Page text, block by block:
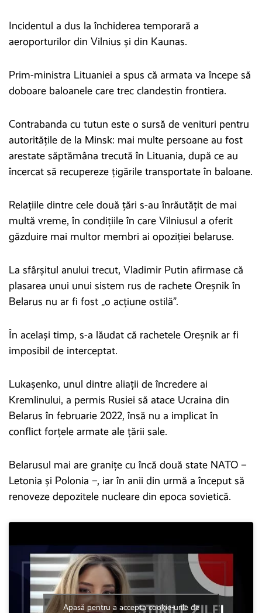
Incidentul a dus la închiderea temporară a
aeroporturilor din Vilnius și din Kaunas.
Prim-ministra Lituaniei a spus că armata va începe să
doboare baloanele care trec clandestin frontiera.
Contrabanda cu tutun este o sursă de venituri pentru
autoritățile de la Minsk: mai multe persoane au fost
arestate săptămâna trecută în Lituania, după ce au
încercat să recupereze țigările transportate în baloane.
Relațiile dintre cele două țări s-au înrăutățit de mai
multă vreme, în condițiile în care Vilniusul a oferit
găzduire mai multor membri ai opoziției belaruse.
La sfârșitul anului trecut, Vladimir Putin afirmase că
plasarea unui unui sistem rus de rachete Oreșnik în
Belarus nu ar fi fost „o acțiune ostilă”.
În același timp, s-a lăudat că rachetele Oreșnik ar fi
imposibil de interceptat.
Lukașenko, unul dintre aliații de încredere ai
Kremlinului, a permis Rusiei să atace Ucraina din
Belarus în februarie 2022, însă nu a implicat în
conflict forțele armate ale țării sale.
Belarusul mai are granițe cu încă două state NATO –
Letonia și Polonia –, iar în anii din urmă a început să
renoveze depozitele nucleare din epoca sovietică.
Apasă pentru a accepta cookie-urile de